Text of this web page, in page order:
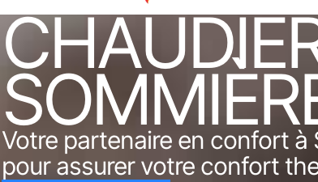
Votre partenaire en confort
pour assurer votre confort